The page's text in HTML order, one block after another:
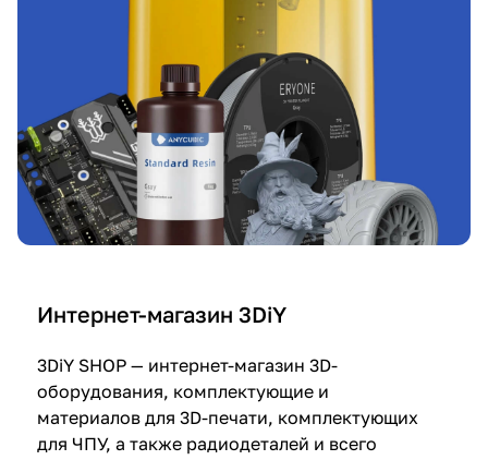
Интернет-магазин 3DiY
3DiY SHOP — интернет-магазин 3D-
оборудования, комплектующие и
материалов для 3D-печати, комплектующих
для ЧПУ, а также радиодеталей и всего